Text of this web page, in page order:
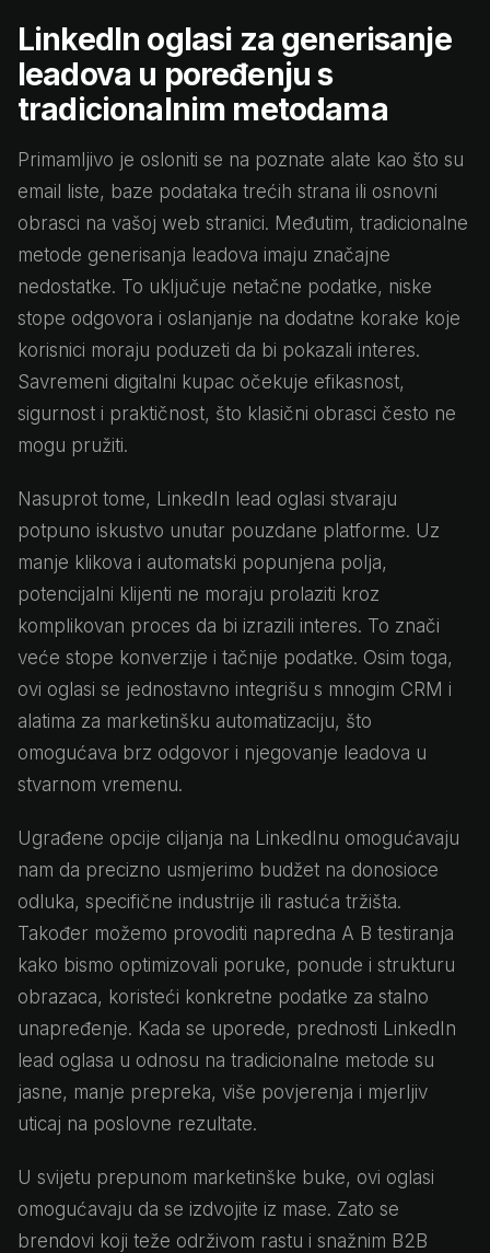
LinkedIn oglasi za generisanje
leadova u poređenju s
tradicionalnim metodama
Primamljivo je osloniti se na poznate alate kao što su
email liste, baze podataka trećih strana ili osnovni
obrasci na vašoj web stranici. Međutim, tradicionalne
metode generisanja leadova imaju značajne
nedostatke. To uključuje netačne podatke, niske
stope odgovora i oslanjanje na dodatne korake koje
korisnici moraju poduzeti da bi pokazali interes.
Savremeni digitalni kupac očekuje efikasnost,
sigurnost i praktičnost, što klasični obrasci često ne
mogu pružiti.
Nasuprot tome, LinkedIn lead oglasi stvaraju
potpuno iskustvo unutar pouzdane platforme. Uz
manje klikova i automatski popunjena polja,
potencijalni klijenti ne moraju prolaziti kroz
komplikovan proces da bi izrazili interes. To znači
veće stope konverzije i tačnije podatke. Osim toga,
ovi oglasi se jednostavno integrišu s mnogim CRM i
alatima za marketinšku automatizaciju, što
omogućava brz odgovor i njegovanje leadova u
stvarnom vremenu.
Ugrađene opcije ciljanja na LinkedInu omogućavaju
nam da precizno usmjerimo budžet na donosioce
odluka, specifične industrije ili rastuća tržišta.
Također možemo provoditi napredna A B testiranja
kako bismo optimizovali poruke, ponude i strukturu
obrazaca, koristeći konkretne podatke za stalno
unapređenje. Kada se uporede, prednosti LinkedIn
lead oglasa u odnosu na tradicionalne metode su
jasne, manje prepreka, više povjerenja i mjerljiv
uticaj na poslovne rezultate.
U svijetu prepunom marketinške buke, ovi oglasi
omogućavaju da se izdvojite iz mase. Zato se
brendovi koji teže održivom rastu i snažnim B2B